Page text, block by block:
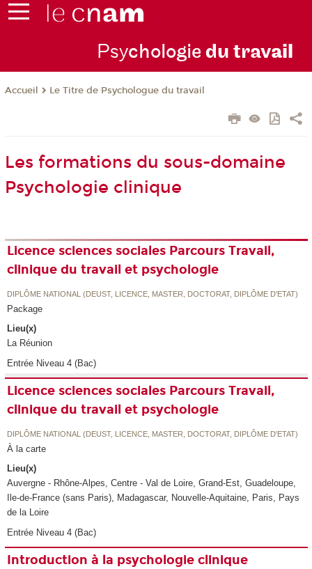
Psychologie du travail
Accueil Le Titre de Psychologue du travail
Les formations du sous-domaine
Psychologie clinique
Licence sciences sociales Parcours Travail,
clinique du travail et psychologie
DIPLÔME NATIONAL (DEUST, LICENCE, MASTER, DOCTORAT, DIPLÔME D'ETAT)
Package
Lieu(x)
La Réunion
Entrée Niveau 4 (Bac)
Licence sciences sociales Parcours Travail,
clinique du travail et psychologie
DIPLÔME NATIONAL (DEUST, LICENCE, MASTER, DOCTORAT, DIPLÔME D'ETAT)
À la carte
Lieu(x)
Auvergne - Rhône-Alpes, Centre - Val de Loire, Grand-Est, Guadeloupe,
Ile-de-France (sans Paris), Madagascar, Nouvelle-Aquitaine, Paris, Pays
de la Loire
Entrée Niveau 4 (Bac)
Introduction à la psychologie clinique